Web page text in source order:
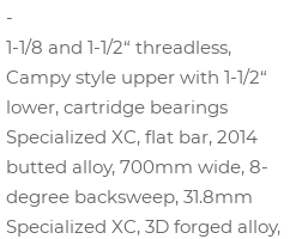
-
1-1/8 and 1-1/2“ threadless,
Campy style upper with 1-1/2“
lower, cartridge bearings
Specialized XC, flat bar, 2014
butted alloy, 700mm wide, 8-
degree backsweep, 31.8mm
Specialized XC, 3D forged alloy,